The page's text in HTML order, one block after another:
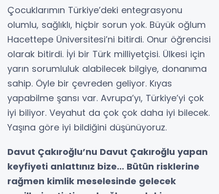
Çocuklarımın Türkiye’deki entegrasyonu
olumlu, sağlıklı, hiçbir sorun yok. Büyük oğlum
Hacettepe Üniversitesi’ni bitirdi. Onur öğrencisi
olarak bitirdi. İyi bir Türk milliyetçisi. Ülkesi için
yarın sorumluluk alabilecek bilgiye, donanıma
sahip. Öyle bir çevreden geliyor. Kıyas
yapabilme şansı var. Avrupa’yı, Türkiye’yi çok
iyi biliyor. Veyahut da çok çok daha iyi bilecek.
Yaşına göre iyi bildiğini düşünüyoruz.
Davut Çakıroğlu’nu Davut Çakıroğlu yapan
keyfiyeti anlattınız bize... Bütün risklerine
rağmen kimlik meselesinde gelecek